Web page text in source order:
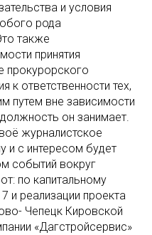
и условия
рода
также
принятия
прокурорского
к ответственности тех,
путем вне зависимости
он занимает.
журналистское
и с интересом будет
событий вокруг
по капитальному
и реализации проекта
Чепецк Кировской
«Дагстройсервис»